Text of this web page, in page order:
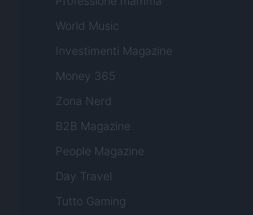
World Music
Investimenti Magazine
Money 365
Zona Nerd
B2B Magazine
People Magazine
Day Travel
Tutto Gaming